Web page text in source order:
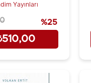
Yayınları
%25